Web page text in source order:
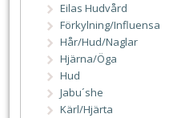
Eilas Hudvård
Förkylning/Influensa
Hår/Hud/Naglar
Hjärna/Öga
Hud
Jabu´she
Kärl/Hjärta